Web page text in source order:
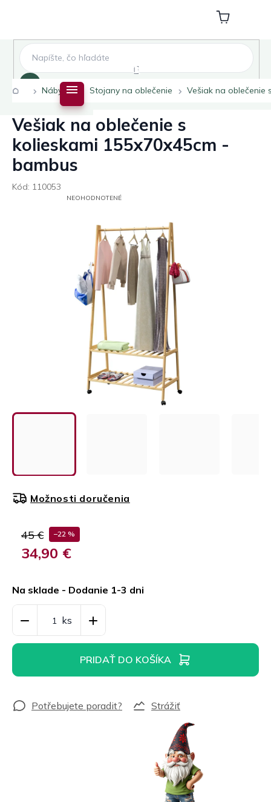
Nákupný
košík
Domov
Nábytok Stojany na oblečenie Vešiak na oblečenie
Vešiak na oblečenie s
kolieskami 155x70x45cm -
bambus
Kód: 110053
PRIEMERNÉNEOHODNOTENÉ
45 € –22 %
34,90 €
cena:
Na sklade - Dodanie 1-3 dni
Možnosti doručenia
PRIDAŤ DO KOŠÍKA
Strážiť